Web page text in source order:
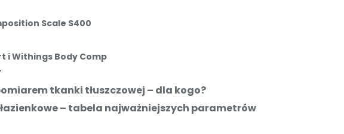
Scale S400
i Withings Body Comp
tkanki tłuszczowej – dla kogo?
– tabela najważniejszych parametrów